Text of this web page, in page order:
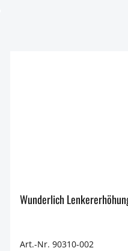
Art.-Nr. 90310-002